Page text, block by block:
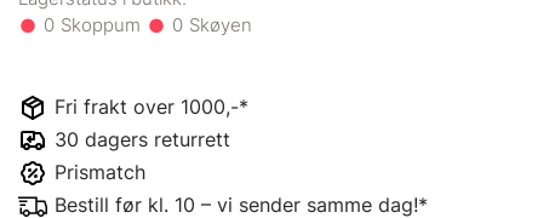
0 0
Fri frakt over 1000,-*
30 dagers returrett
Prismatch
Bestill før kl. 10 – vi sender samme dag!*